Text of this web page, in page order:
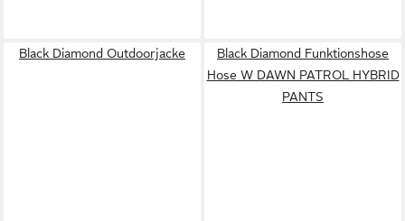
Black Diamond Outdoorjacke
Black Diamond Funktionshose
Hose W DAWN PATROL HYBRID
PANTS